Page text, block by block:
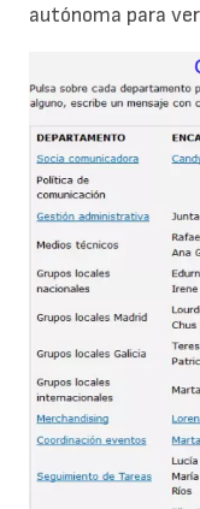
autónoma para